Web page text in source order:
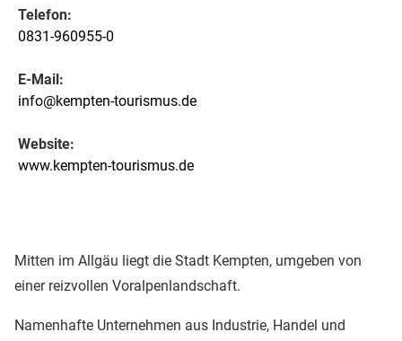
Telefon:
0831-960955-0
E-Mail:
info@kempten-tourismus.de
Website:
www.kempten-tourismus.de
Mitten im Allgäu liegt die Stadt Kempten, umgeben von
einer reizvollen Voralpenlandschaft.
Namenhafte Unternehmen aus Industrie, Handel und